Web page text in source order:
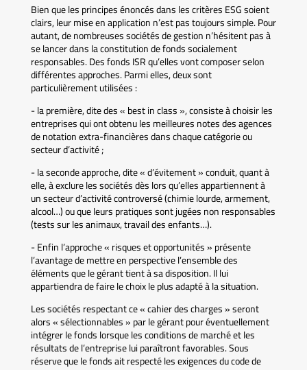
Bien que les principes énoncés dans les critères ESG soient
clairs, leur mise en application n’est pas toujours simple. Pour
autant, de nombreuses sociétés de gestion n’hésitent pas à
se lancer dans la constitution de fonds socialement
responsables. Des fonds ISR qu’elles vont composer selon
différentes approches. Parmi elles, deux sont
particulièrement utilisées :
- la première, dite des « best in class », consiste à choisir les
entreprises qui ont obtenu les meilleures notes des agences
de notation extra-financières dans chaque catégorie ou
secteur d’activité ;
- la seconde approche, dite « d’évitement » conduit, quant à
elle, à exclure les sociétés dès lors qu’elles appartiennent à
un secteur d’activité controversé (chimie lourde, armement,
alcool…) ou que leurs pratiques sont jugées non responsables
(tests sur les animaux, travail des enfants…).
- Enfin l’approche « risques et opportunités » présente
l’avantage de mettre en perspective l’ensemble des
éléments que le gérant tient à sa disposition. Il lui
appartiendra de faire le choix le plus adapté à la situation.
Les sociétés respectant ce « cahier des charges » seront
alors « sélectionnables » par le gérant pour éventuellement
intégrer le fonds lorsque les conditions de marché et les
résultats de l’entreprise lui paraîtront favorables. Sous
réserve que le fonds ait respecté les exigences du code de